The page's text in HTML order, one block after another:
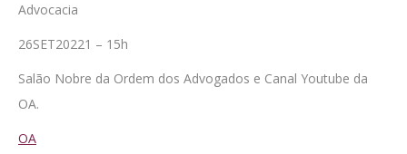
Advocacia
26SET20221 – 15h
Salão Nobre da Ordem dos Advogados e Canal Youtube da
OA.
OA